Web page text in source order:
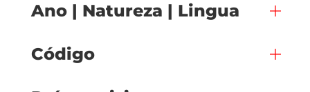
Ano | Natureza | Lingua
Código